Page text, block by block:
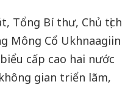
Tổng Bí thư, Chủ tịch
Mông Cổ Ukhnaagiin
cấp cao hai nước
gian triển lãm,